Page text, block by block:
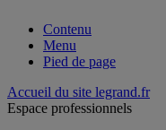
Contenu
Menu
Pied de page
Accueil du site legrand.fr
Espace professionnels